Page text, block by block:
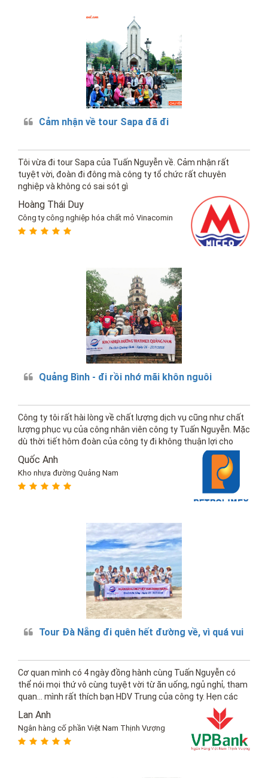
Cảm nhận về tour Sapa đã đi
Tôi vừa đi tour Sapa của Tuấn Nguyễn về. Cảm nhận rất
tuyệt vời, đoàn đi đông mà công ty tổ chức rất chuyên
nghiệp và không có sai sót gì
Hoàng Thái Duy
Công ty công nghiệp hóa chất mỏ Vinacomin
Quảng Bình - đi rồi nhớ mãi khôn nguôi
Công ty tôi rất hài lòng về chất lượng dịch vụ cũng như chất
lượng phục vụ của công nhân viên công ty Tuấn Nguyễn. Mặc
dù thời tiết hôm đoàn của công ty đi không thuận lợi cho
lắm, những ai nấy đều vui vẻ.
Quốc Anh
Kho nhựa đường Quảng Nam
Tour Đà Nẵng đi quên hết đường về, vì quá vui
Cơ quan mình có 4 ngày đồng hành cùng Tuấn Nguyễn có
thể nói mọi thứ vô cùng tuyệt vời từ ăn uống, ngủ nghỉ, tham
quan... mình rất thích bạn HDV Trung của công ty. Hẹn các
Lan Anh
Ngân hàng cố phần Việt Nam Thịnh Vượng